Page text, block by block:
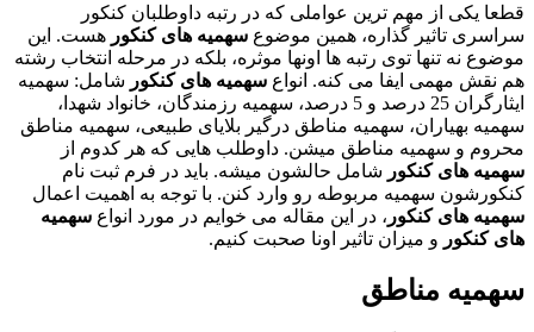
قطعا یکی از مهم ترین عواملی که در رتبه داوطلبان کنکور
سراسری تاثیر گذاره، همین موضوع سهمیه های کنکور هست. این
موضوع نه تنها توی رتبه ها اونها موثره، بلکه در مرحله انتخاب رشته
هم نقش مهمی ایفا می کنه. انواع سهمیه های کنکور شامل: سهمیه
ایثارگران 25 درصد و 5 درصد، سهمیه رزمندگان، خانواد شهدا،
سهمیه بهیاران، سهمیه مناطق درگیر بلایای طبیعی، سهمیه مناطق
محروم و سهمیه مناطق میشن. داوطلب هایی که هر کدوم از
سهمیه های کنکور شامل حالشون میشه. باید در فرم ثبت نام
کنکورشون سهمیه مربوطه رو وارد کنن. با توجه به اهمیت اعمال
سهمیه های کنکور ، در این مقاله می خوایم در مورد انواع سهمیه
های کنکور و میزان تاثیر اونا صحبت کنیم.
سهمیه مناطق